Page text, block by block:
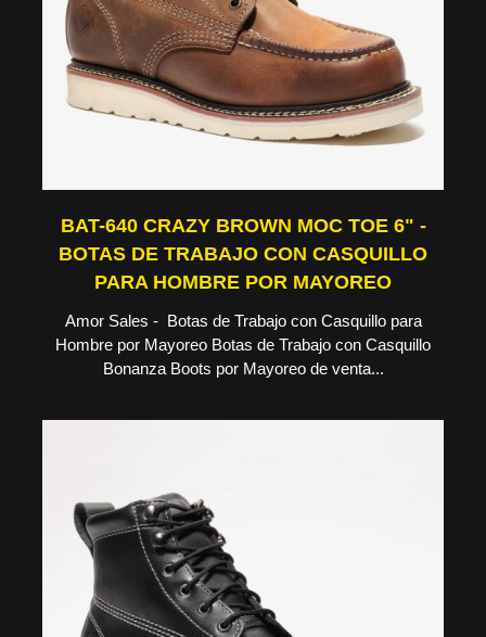
BAT-640 CRAZY BROWN MOC TOE 6" -
BOTAS DE TRABAJO CON CASQUILLO
PARA HOMBRE POR MAYOREO
Amor Sales - Botas de Trabajo con Casquillo para
Hombre por Mayoreo Botas de Trabajo con Casquillo
Bonanza Boots por Mayoreo de venta...